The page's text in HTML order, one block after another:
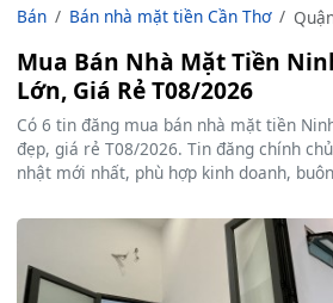
Bán Bán nhà mặt tiền Cần Thơ
Mua Bán Nhà Mặt Tiền
Lớn, Giá Rẻ T08/2026
Có 6 tin đăng mua bán nhà mặt tiền
đẹp, giá rẻ T08/2026. Tin đăng chính
nhật mới nhất, phù hợp kinh doanh,